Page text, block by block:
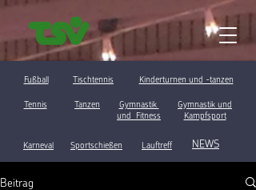
Fußball Tischtennis Kinderturnen und -tanzen
Tennis Tanzen
Gymnastik
und Fitness
Gymnastik und
Kampfsport
Karneval Sportschießen Lauftreff NEWS
Beitrag